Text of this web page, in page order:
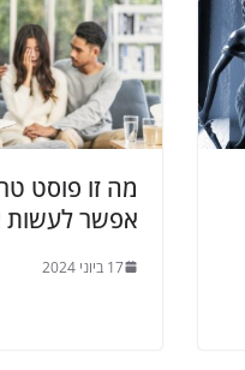
מה זו פוסט
אפשר לעשות
17 ביוני 2024